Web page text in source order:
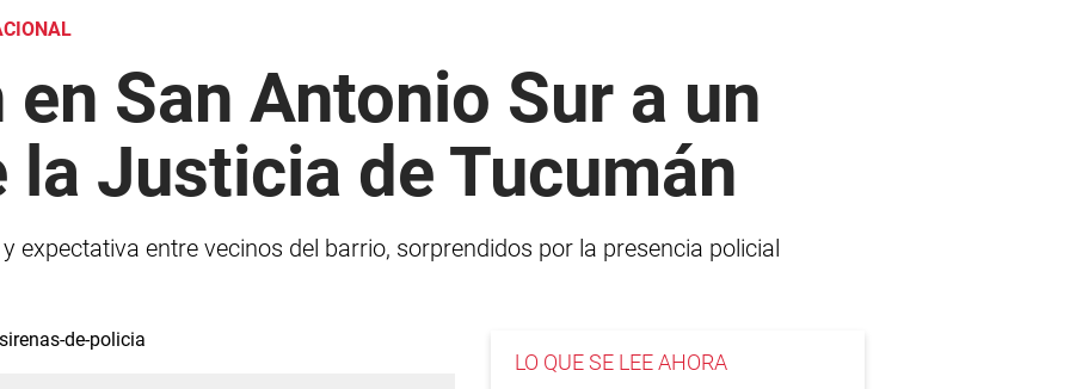
San Antonio Sur a un
Justicia de Tucumán
expectativa entre vecinos del barrio, sorprendidos por la presencia policial
LO QUE SE LEE AHORA